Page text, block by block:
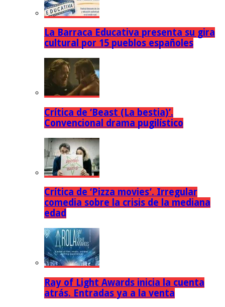
La Barraca Educativa presenta su gira
cultural por 15 pueblos españoles
Crítica de ‘Beast (La bestia)’.
Convencional drama pugilístico
Crítica de ‘Pizza movies’. Irregular
comedia sobre la crisis de la mediana
edad
Ray of Light Awards inicia la cuenta
atrás. Entradas ya a la venta